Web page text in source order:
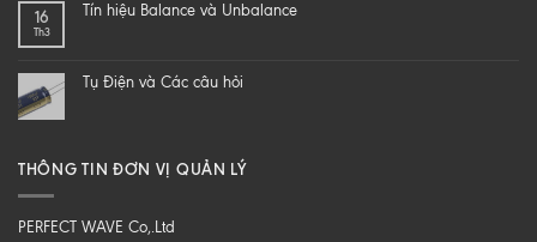
loa
Z
CHẤT
16
Th3
Tín hiệu Balance và Unbalance
Tụ Điện và Các câu hỏi
THÔNG TIN ĐƠN VỊ QUẢN LÝ
PERFECT WAVE Co,.Ltd